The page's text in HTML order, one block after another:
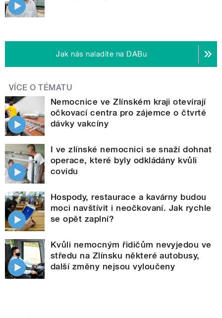
Jak nás naladíte na DABu
VÍCE O TÉMATU
Nemocnice ve Zlínském kraji otevírají
očkovací centra pro zájemce o čtvrté
dávky vakcíny
I ve zlínské nemocnici se snaží dohnat
operace, které byly odkládány kvůli
covidu
Hospody, restaurace a kavárny budou
moci navštívit i neočkovaní. Jak rychle
se opět zaplní?
Kvůli nemocným řidičům nevyjedou ve
středu na Zlínsku některé autobusy,
další změny nejsou vyloučeny